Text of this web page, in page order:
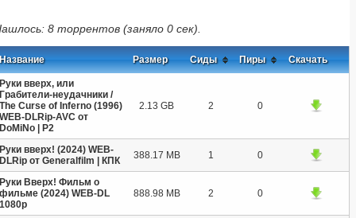
8 торрентов (заняло 0 сек).
Название Размер Сиды Пиры Скачать
Руки вверх, или
Грабители-неудачники /
The Curse of Inferno (1996)
WEB-DLRip-AVC от
DoMiNo | P2
2.13 GB 2 0
Руки вверх! (2024) WEB-
DLRip от Generalfilm | КПК
388.17 MB 1 0
Руки Вверх! Фильм о
фильме (2024) WEB-DL
1080p
888.98 MB 2 0